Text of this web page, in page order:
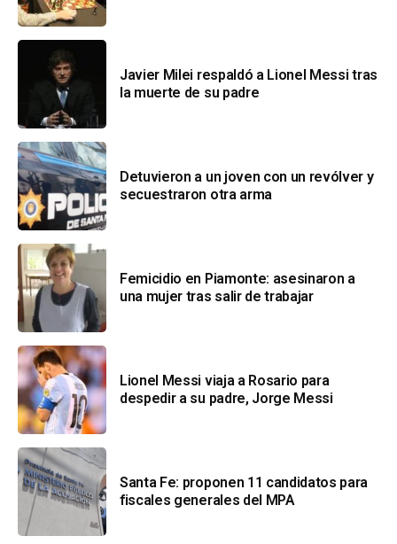
Javier Milei respaldó a Lionel Messi tras
la muerte de su padre
Detuvieron a un joven con un revólver y
secuestraron otra arma
Femicidio en Piamonte: asesinaron a
una mujer tras salir de trabajar
Lionel Messi viaja a Rosario para
despedir a su padre, Jorge Messi
Santa Fe: proponen 11 candidatos para
fiscales generales del MPA